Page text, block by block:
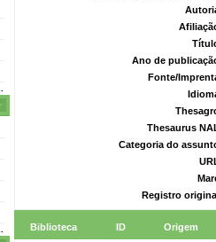
Ano de
Fonte/
Thesaurus
Categoria do
Registro
Biblioteca ID Origem